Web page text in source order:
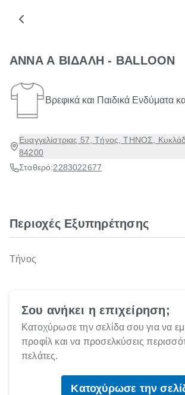
ΑΝΝΑ Α ΒΙΔΑΛΗ - BALLOON
Βρεφικά και Παιδικά Ενδύματα
Ευαγγελίστριας 57, Τήνος, ΤΗΝΟΣ,
84200
Σταθερό:2283022677
Περιοχές Εξυπηρέτησης
Τήνος
Σου ανήκει η επιχείρηση;
Κατοχύρωσε την σελίδα σου για να
προφίλ και να προσελκύσεις
πελάτες.
Κατοχύρωσε την